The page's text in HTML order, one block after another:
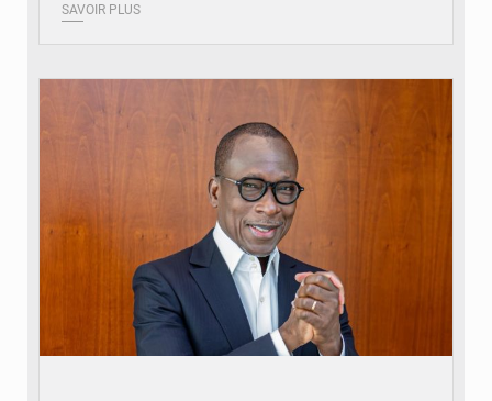
SAVOIR PLUS